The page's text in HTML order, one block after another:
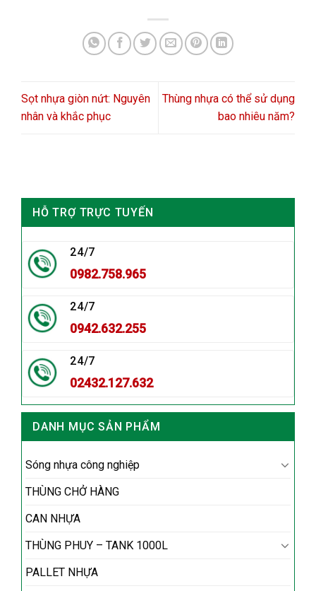
HỖ TRỢ TRỰC TUYẾN
24/7
0982.758.965
24/7
0942.632.255
24/7
02432.127.632
DANH MỤC SẢN PHẨM
Sóng nhựa công nghiệp
THÙNG CHỞ HÀNG
CAN NHỰA
THÙNG PHUY – TANK 1000L
PALLET NHỰA
Sọt nhựa giòn nứt: Nguyên
nhân và khắc phục
Thùng nhựa có thể sử dụng
bao nhiêu năm?